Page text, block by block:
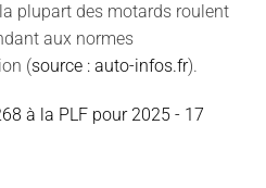
plupart des motards roulent
aux normes
(source : auto-infos.fr).
à la PLF pour 2025 - 17